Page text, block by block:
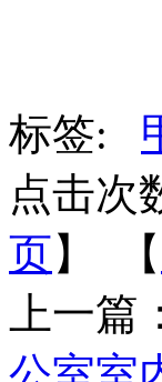
标签:
点击次
页】 【
上一篇：